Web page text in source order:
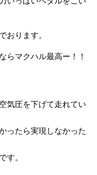
おります。
らマクハル最高ー！！
気圧を下げて走れてい
ったら実現しなかった
す。